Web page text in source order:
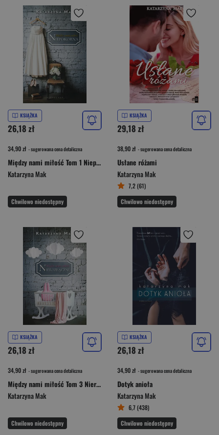
KSIĄŻKA
26,18 zł
34,90 zł - sugerowana cena detaliczna
Między nami miłość Tom 1 Niepokorna
Katarzyna Mak
Chwilowo niedostępny
KSIĄŻKA
29,18 zł
38,90 zł - sugerowana cena detaliczna
Usłane różami
Katarzyna Mak
7,2 (61)
Chwilowo niedostępny
KSIĄŻKA
26,18 zł
34,90 zł - sugerowana cena detaliczna
Między nami miłość Tom 3 Nierozłączni
Katarzyna Mak
Chwilowo niedostępny
KSIĄŻKA
26,18 zł
34,90 zł - sugerowana cena detaliczna
Dotyk anioła
Katarzyna Mak
6,7 (438)
Chwilowo niedostępny